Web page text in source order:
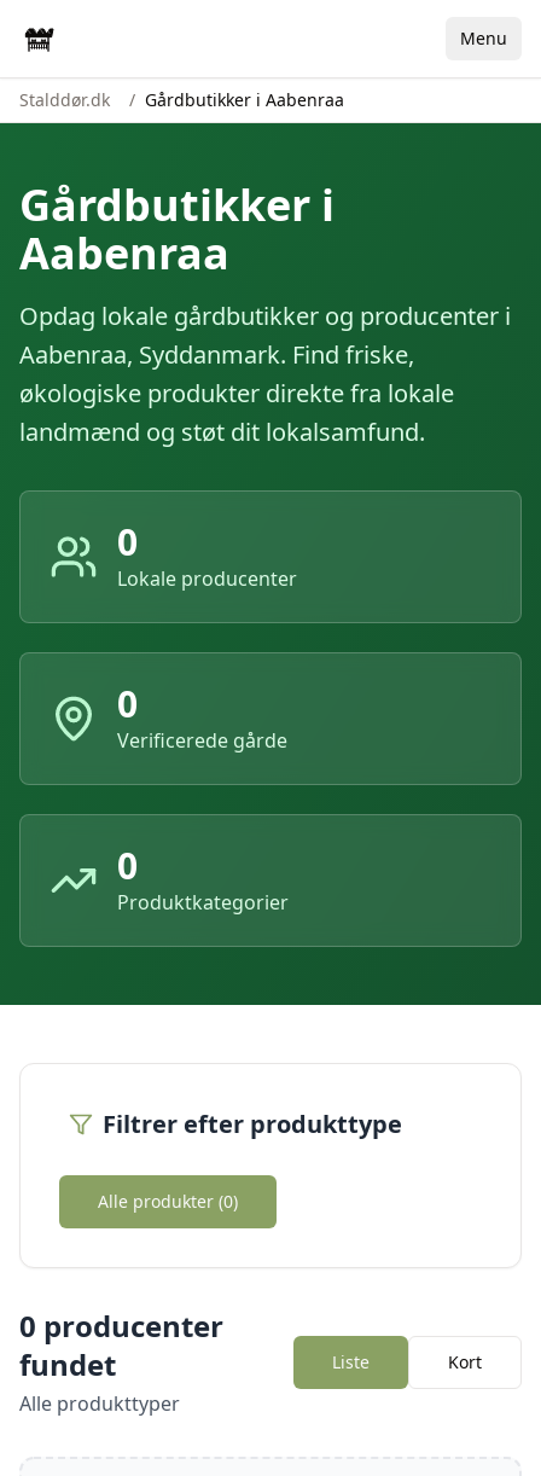
Menu
Stalddør.dk / Gårdbutikker i Aabenraa
Gårdbutikker i
Aabenraa
Opdag lokale gårdbutikker og producenter i
Aabenraa, Syddanmark. Find friske,
økologiske produkter direkte fra lokale
landmænd og støt dit lokalsamfund.
0
Lokale producenter
0
Verificerede gårde
0
Produktkategorier
Filtrer efter produkttype
Alle produkter (0)
0 producenter
fundet
Alle produkttyper
Liste Kort